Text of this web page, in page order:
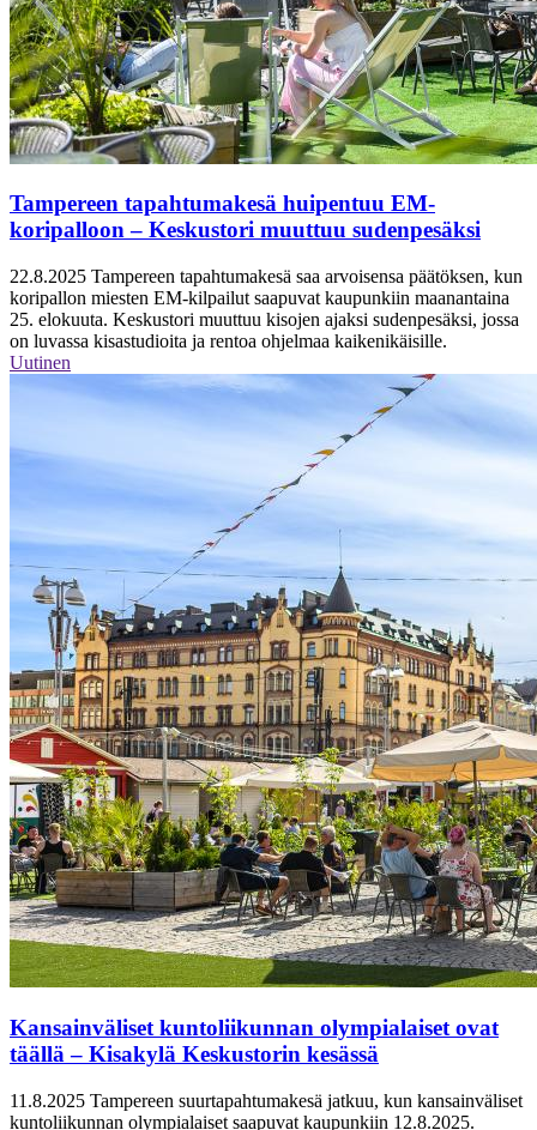
Tampereen tapahtumakesä huipentuu EM-
koripalloon – Keskustori muuttuu sudenpesäksi
22.8.2025 Tampereen tapahtumakesä saa arvoisensa päätöksen, kun
koripallon miesten EM-kilpailut saapuvat kaupunkiin maanantaina
25. elokuuta. Keskustori muuttuu kisojen ajaksi sudenpesäksi, jossa
on luvassa kisastudioita ja rentoa ohjelmaa kaikenikäisille.
Uutinen
Kansainväliset kuntoliikunnan olympialaiset ovat
täällä – Kisakylä Keskustorin kesässä
11.8.2025 Tampereen suurtapahtumakesä jatkuu, kun kansainväliset
kuntoliikunnan olympialaiset saapuvat kaupunkiin 12.8.2025.